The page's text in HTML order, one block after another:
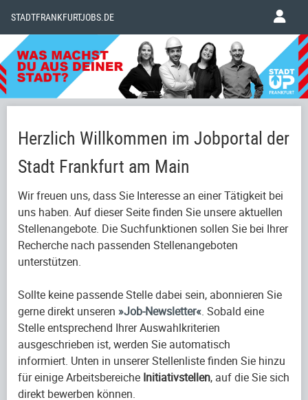
STADTFRANKFURTJOBS.DE
Herzlich Willkommen im Jobportal der
Stadt Frankfurt am Main
Wir freuen uns, dass Sie Interesse an einer Tätigkeit bei
uns haben. Auf dieser Seite finden Sie unsere aktuellen
Stellenangebote. Die Suchfunktionen sollen Sie bei Ihrer
Recherche nach passenden Stellenangeboten
unterstützen.
Sollte keine passende Stelle dabei sein, abonnieren Sie
gerne direkt unseren Job-Newsletter . Sobald eine
Stelle entsprechend Ihrer Auswahlkriterien
ausgeschrieben ist, werden Sie automatisch
informiert. Unten in unserer Stellenliste finden Sie hinzu
für einige Arbeitsbereiche Initiativstellen, auf die Sie sich
direkt bewerben können.